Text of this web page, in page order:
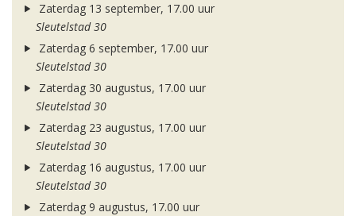
Zaterdag 13 september, 17.00 uur
Sleutelstad 30
Zaterdag 6 september, 17.00 uur
Sleutelstad 30
Zaterdag 30 augustus, 17.00 uur
Sleutelstad 30
Zaterdag 23 augustus, 17.00 uur
Sleutelstad 30
Zaterdag 16 augustus, 17.00 uur
Sleutelstad 30
Zaterdag 9 augustus, 17.00 uur